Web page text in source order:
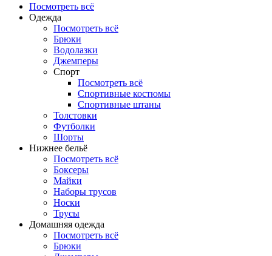
Посмотреть всё
Одежда
Посмотреть всё
Брюки
Водолазки
Джемперы
Спорт
Посмотреть всё
Спортивные костюмы
Спортивные штаны
Толстовки
Футболки
Шорты
Нижнее бельё
Посмотреть всё
Боксеры
Майки
Наборы трусов
Носки
Трусы
Домашняя одежда
Посмотреть всё
Брюки